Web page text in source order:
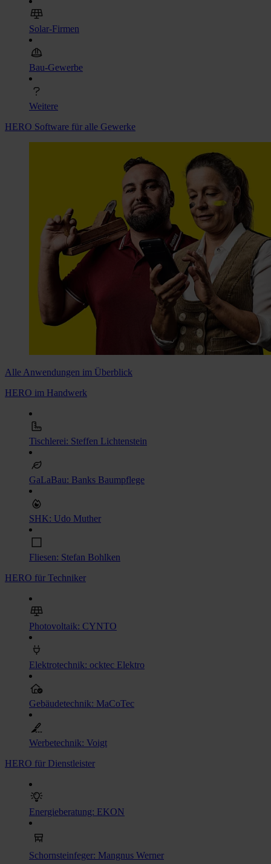
Solar-Firmen
Bau-Gewerbe
Weitere
HERO Software für alle Gewerke
Alle Anwendungen im Überblick
HERO im Handwerk
Tischlerei: Steffen Lichtenstein
GaLaBau: Banks Baumpflege
SHK: Udo Muther
Fliesen: Stefan Bohlken
HERO für Techniker
Photovoltaik: CYNTO
Elektrotechnik: ocktec Elektro
Gebäudetechnik: MaCoTec
Werbetechnik: Voigt
HERO für Dienstleister
Energieberatung: EKON
Schornsteinfeger: Mangnus Werner